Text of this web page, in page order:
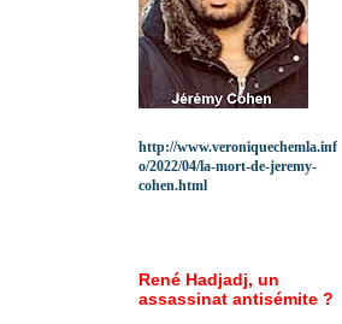
http://www.veroniquechemla.inf
o/2022/04/la-mort-de-jeremy-
cohen.html
René Hadjadj, un
assassinat antisémite ?